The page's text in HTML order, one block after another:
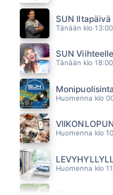
PHILHARMONIC
01.51
SUN Iltapäivä
Tänään klo
SUN
Tänään klo
Huomenna klo
Huomenna klo
Huomenna klo